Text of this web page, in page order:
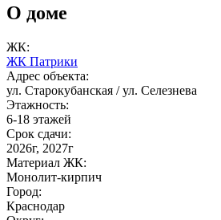
О доме
ЖК:
ЖК Патрики
Адрес объекта:
ул. Старокубанская / ул. Селезнева
Этажность:
6-18 этажей
Срок сдачи:
2026г, 2027г
Материал ЖК:
Монолит-кирпич
Город:
Краснодар